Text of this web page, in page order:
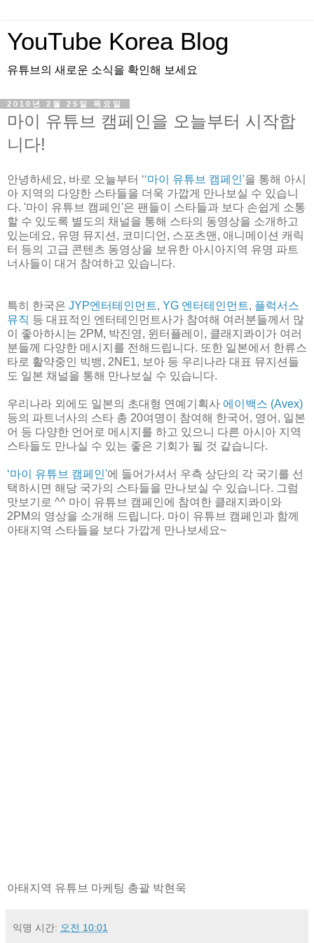
YouTube Korea Blog
유튜브의 새로운 소식을 확인해 보세요
2010년 2월 25일 목요일
마이 유튜브 캠페인을 오늘부터 시작합
니다!
안녕하세요, 바로 오늘부터 ‘‘마이 유튜브 캠페인'을 통해 아시
아 지역의 다양한 스타들을 더욱 가깝게 만나보실 수 있습니
다. '마이 유튜브 캠페인'은 팬들이 스타들과 보다 손쉽게 소통
할 수 있도록 별도의 채널을 통해 스타의 동영상을 소개하고
있는데요, 유명 뮤지션, 코미디언, 스포츠맨, 애니메이션 캐릭
터 등의 고급 콘텐츠 동영상을 보유한 아시아지역 유명 파트
너사들이 대거 참여하고 있습니다.
특히 한국은 JYP엔터테인먼트, YG 엔터테인먼트, 플럭서스
뮤직 등 대표적인 엔터테인먼트사가 참여해 여러분들께서 많
이 좋아하시는 2PM, 박진영, 윈터플레이, 클래지콰이가 여러
분들께 다양한 메시지를 전해드립니다. 또한 일본에서 한류스
타로 활약중인 빅뱅, 2NE1, 보아 등 우리나라 대표 뮤지션들
도 일본 채널을 통해 만나보실 수 있습니다.
우리나라 외에도 일본의 초대형 연예기획사 에이백스 (Avex)
등의 파트너사의 스타 총 20여명이 참여해 한국어, 영어, 일본
어 등 다양한 언어로 메시지를 하고 있으니 다른 아시아 지역
스타들도 만나실 수 있는 좋은 기회가 될 것 같습니다.
‘마이 유튜브 캠페인'에 들어가셔서 우측 상단의 각 국기를 선
택하시면 해당 국가의 스타들을 만나보실 수 있습니다. 그럼
맛보기로 ^^ 마이 유튜브 캠페인에 참여한 클래지콰이와
2PM의 영상을 소개해 드립니다. 마이 유튜브 캠페인과 함께
아태지역 스타들을 보다 가깝게 만나보세요~
아태지역 유튜브 마케팅 총괄 박현욱
익명 시간: 오전 10:01